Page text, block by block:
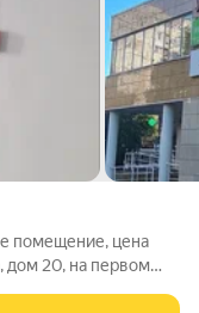
помещение, цена
дом 20, на первом